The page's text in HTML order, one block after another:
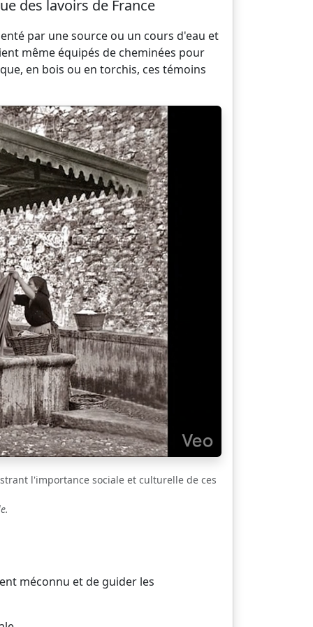
des lavoirs de France
par une source ou un cours d'eau et
même équipés de cheminées pour
en bois ou en torchis, ces témoins
l'importance sociale et culturelle de ces
méconnu et de guider les